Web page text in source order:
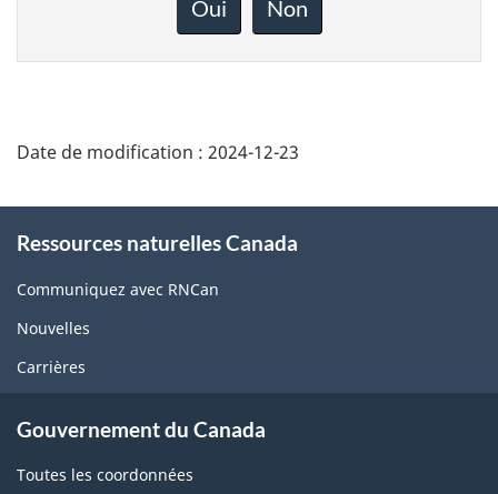
page
Oui Non
Date de modification : 2024-12-23
this
site
Ressources naturelles Canada
Communiquez avec RNCan
Nouvelles
Carrières
Gouvernement du Canada
Toutes les coordonnées